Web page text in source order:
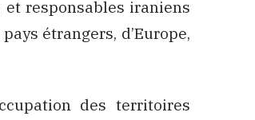
responsables iraniens
étrangers, d’Europe,
des territoires